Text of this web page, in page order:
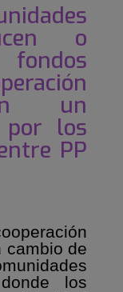
o
un
por los
PP
cambio de
los